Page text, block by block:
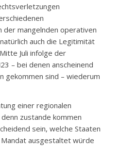
der mangelnden operativen
auch die Legitimität
Juli infolge der
– bei denen anscheinend
gekommen sind – wiederum
einer regionalen
zustande kommen
sein, welche Staaten
ausgestaltet würde